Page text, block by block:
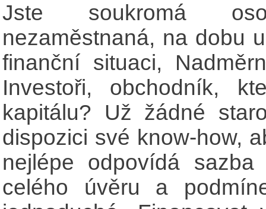
Jste soukromá
nezaměstnaná, na dobu
finanční situaci,
Investoři, obchodník,
kapitálu? Už žádné
dispozici své know-how,
nejlépe odpovídá
celého úvěru a